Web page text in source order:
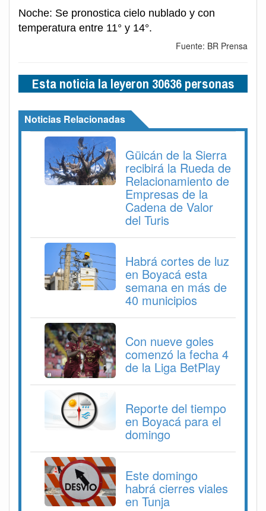
Noche: Se pronostica cielo nublado y con
temperatura entre 11° y 14°.
Fuente: BR Prensa
Esta noticia la leyeron 30636 personas
Noticias Relacionadas
Güicán de la Sierra
recibirá la Rueda de
Relacionamiento de
Empresas de la
Cadena de Valor
del Turis
Habrá cortes de luz
en Boyacá esta
semana en más de
40 municipios
Con nueve goles
comenzó la fecha 4
de la Liga BetPlay
Reporte del tiempo
en Boyacá para el
domingo
Este domingo
habrá cierres viales
en Tunja